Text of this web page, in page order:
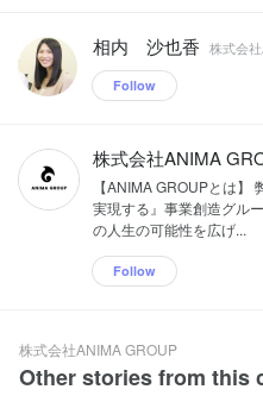
る
テ
イ
プ
す
え
共
と
相内 沙也香 株式会
Follow
株式会社ANIMA
【ANIMA GROUPとは】
実現する』事業創造グル
の人生の可能性を広げ...
Follow
株式会社ANIMA GROUP
Other stories from this